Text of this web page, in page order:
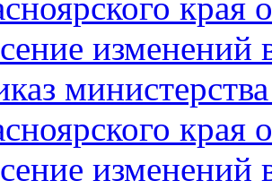
изменений
изменений